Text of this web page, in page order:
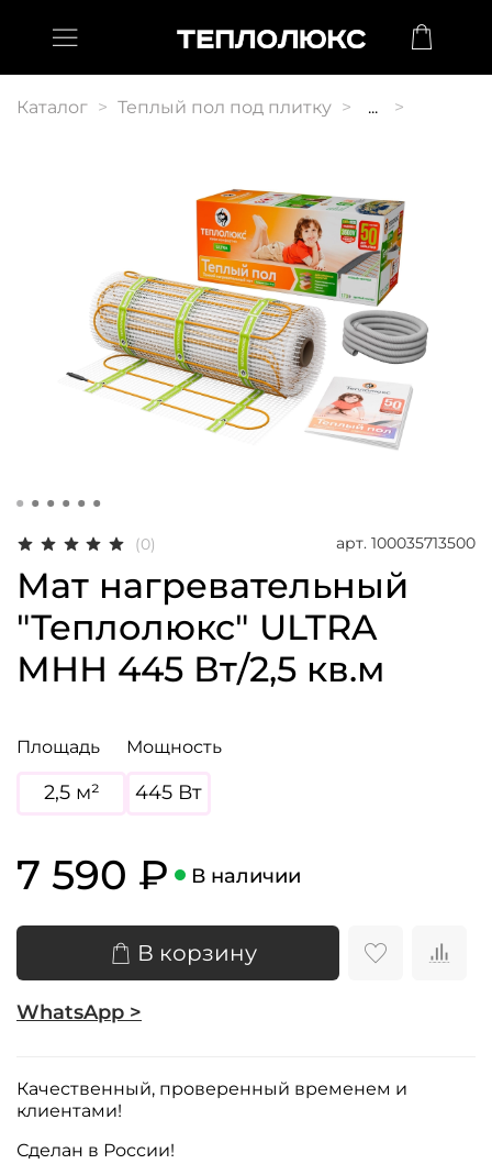
Каталог Теплый пол под плитку ...
(0) арт. 100035713500
Мат нагревательный
"Теплолюкс" ULTRA
МНН 445 Вт/2,5 кв.м
Площадь
2,5 м²
Мощность
445 Вт
7 590 ₽ В наличии
В корзину
WhatsApp >
Качественный, проверенный временем и
клиентами!
Сделан в России!